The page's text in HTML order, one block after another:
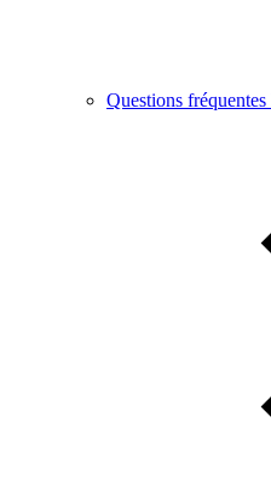
Questions fréquentes